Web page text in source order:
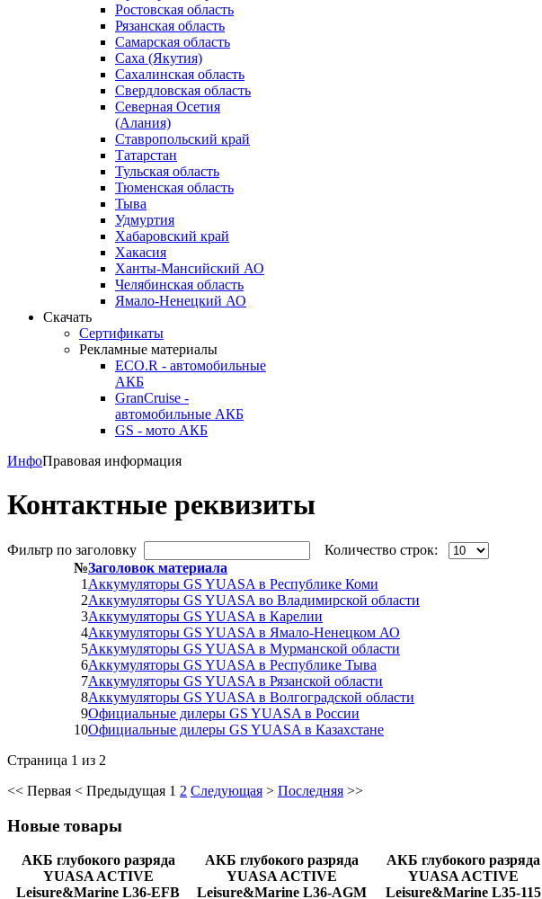
Ростовская область
Рязанская область
Самарская область
Саха (Якутия)
Сахалинская область
Свердловская область
Северная Осетия
(Алания)
Ставропольский край
Татарстан
Тульская область
Тюменская область
Тыва
Удмуртия
Хабаровский край
Хакасия
Ханты-Мансийский АО
Челябинская область
Ямало-Ненецкий АО
Скачать
Сертификаты
Рекламные материалы
ECO.R - автомобильные
АКБ
GranCruise -
автомобильные АКБ
GS - мото АКБ
ИнфоПравовая информация
Контактные реквизиты
Фильтр по заголовку
Количество строк:
№Заголовок материала
1 Аккумуляторы GS YUASA в Республике Коми
2Аккумуляторы GS YUASA во Владимирской области
3Аккумуляторы GS YUASA в Карелии
4Аккумуляторы GS YUASA в Ямало-Ненецком АО
5Аккумуляторы GS YUASA в Мурманской области
6Аккумуляторы GS YUASA в Республике Тыва
7Аккумуляторы GS YUASA в Рязанской области
8Аккумуляторы GS YUASA в Волгоградской области
9Официальные дилеры GS YUASA в России
10Официальные дилеры GS YUASA в Казахстане
Страница 1 из 2
<< Первая < Предыдущая 1 2 Следующая > Последняя >>
Новые товары
АКБ глубокого разряда
YUASA ACTIVE
Leisure&Marine L36-EFB
АКБ глубокого разряда
YUASA ACTIVE
Leisure&Marine L36-AGМ
АКБ глубокого разряда
YUASA ACTIVE
Leisure&Marine L35-115